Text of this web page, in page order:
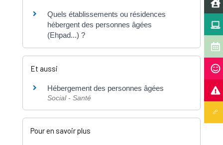
Quels établissements ou résidences
hébergent des personnes âgées
(Ehpad...) ?
Et aussi
Hébergement des personnes âgées
Social - Santé
Pour en savoir plus